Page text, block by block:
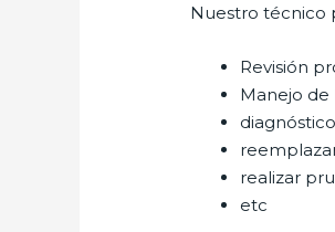
Nuestro técnico
Revisión
Manejo de
realizar
etc